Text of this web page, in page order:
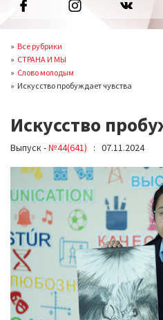
Все рубрики
СТРАНА И МЫ
Слово молодым
Искусство пробуждает чувства
Искусство
Выпуск -№44(641) : 07.11.2024